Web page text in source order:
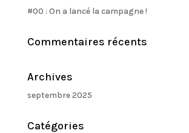
#00 : On a lancé la campagne !
Commentaires récents
Archives
septembre 2025
Catégories